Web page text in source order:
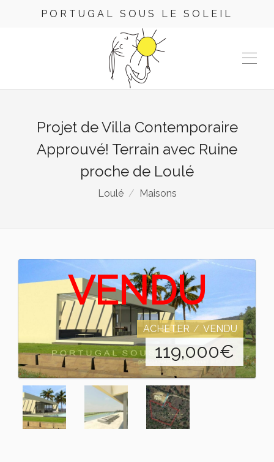
PORTUGAL SOUS LE SOLEIL
Projet de Villa Contemporaire
Approuvé! Terrain avec Ruine
proche de Loulé
Loulé Maisons
VENDU
ACHETER VENDU
119,000€